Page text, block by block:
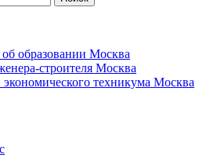
образовании Москва
строителя Москва
техникума Москва